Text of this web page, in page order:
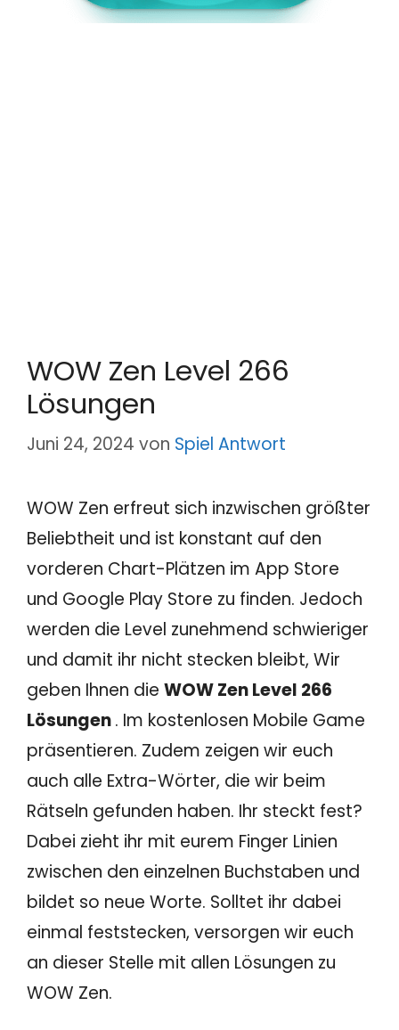
WOW Zen Level 266
Lösungen
Juni 24, 2024 von Spiel Antwort
WOW Zen erfreut sich inzwischen größter
Beliebtheit und ist konstant auf den
vorderen Chart-Plätzen im App Store
und Google Play Store zu finden. Jedoch
werden die Level zunehmend schwieriger
und damit ihr nicht stecken bleibt, Wir
geben Ihnen die WOW Zen Level 266
Lösungen. Im kostenlosen Mobile Game
präsentieren. Zudem zeigen wir euch
auch alle Extra-Wörter, die wir beim
Rätseln gefunden haben. Ihr steckt fest?
Dabei zieht ihr mit eurem Finger Linien
zwischen den einzelnen Buchstaben und
bildet so neue Worte. Solltet ihr dabei
einmal feststecken, versorgen wir euch
an dieser Stelle mit allen Lösungen zu
WOW Zen.